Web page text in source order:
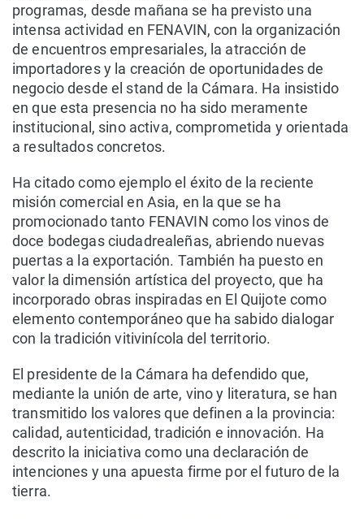
programas, desde mañana se ha previsto una
intensa actividad en FENAVIN, con la organización
de encuentros empresariales, la atracción de
importadores y la creación de oportunidades de
negocio desde el stand de la Cámara. Ha insistido
en que esta presencia no ha sido meramente
institucional, sino activa, comprometida y orientada
a resultados concretos.
Ha citado como ejemplo el éxito de la reciente
misión comercial en Asia, en la que se ha
promocionado tanto FENAVIN como los vinos de
doce bodegas ciudadrealeñas, abriendo nuevas
puertas a la exportación. También ha puesto en
valor la dimensión artística del proyecto, que ha
incorporado obras inspiradas en El Quijote como
elemento contemporáneo que ha sabido dialogar
con la tradición vitivinícola del territorio.
El presidente de la Cámara ha defendido que,
mediante la unión de arte, vino y literatura, se han
transmitido los valores que definen a la provincia:
calidad, autenticidad, tradición e innovación. Ha
descrito la iniciativa como una declaración de
intenciones y una apuesta firme por el futuro de la
tierra.